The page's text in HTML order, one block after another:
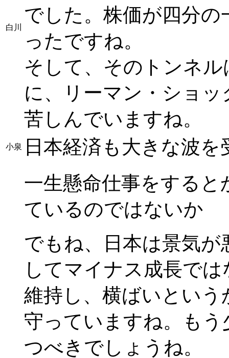
白川
でした。株価が四分
ったですね。
そして、そのトンネ
に、リーマン・ショ
苦しんでいますね。
小泉
日本経済も大きな波
一生懸命仕事をする
ているのではないか
でもね、日本は景気
してマイナス成長で
維持し、横ばいとい
守っていますね。も
つべきでしょうね。